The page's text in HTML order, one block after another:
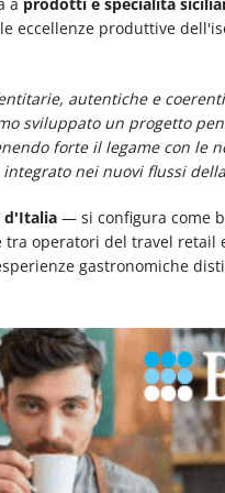
eccellenze produttive
autentiche e
sviluppato un progetto
forte il legame con le
nei nuovi flussi
d'Italia — si configura come
tra operatori del travel
gastronomiche